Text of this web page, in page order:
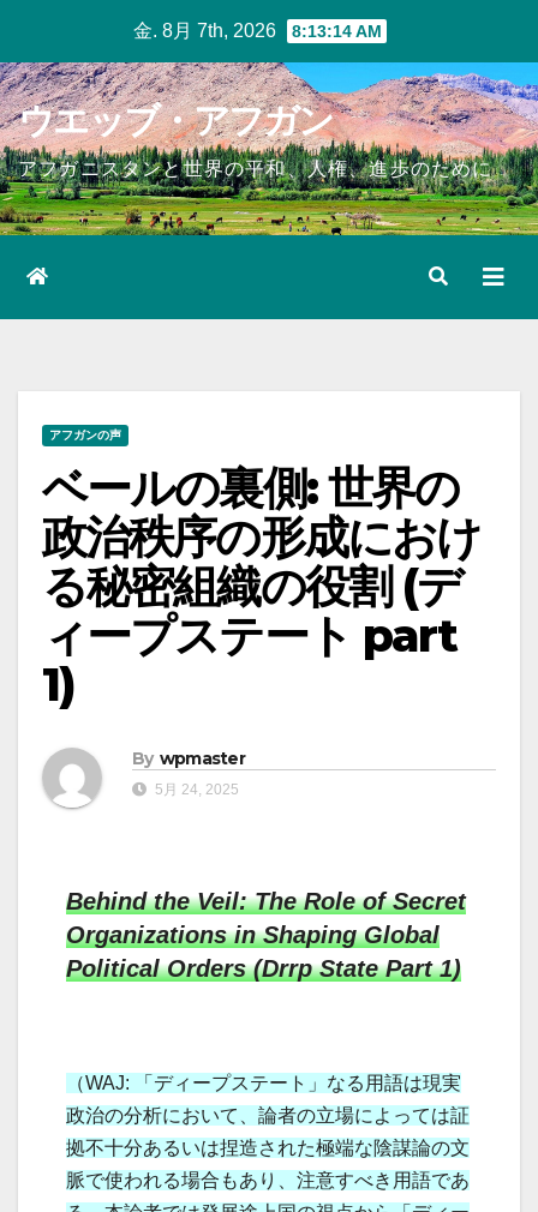
content
金. 8月 7th, 2026 8:13:16 AM
ウエッブ・アフガン
アフガニスタンと世界の平和、人権、進歩のために
アフガンの声
ベールの裏側: 世界の
政治秩序の形成におけ
る秘密組織の役割 (デ
ィープステート part
1)
By wpmaster
5月 24, 2025
Behind the Veil: The Role of Secret
Organizations in Shaping Global
Political Orders (Drrp State Part 1)
（WAJ: 「ディープステート」なる用語は現実
政治の分析において、論者の立場によっては証
拠不十分あるいは捏造された極端な陰謀論の文
脈で使われる場合もあり、注意すべき用語であ